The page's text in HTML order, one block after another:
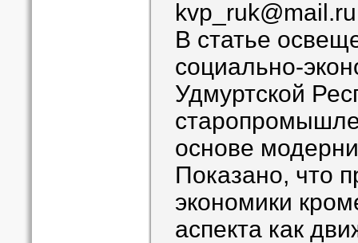
kvp_ruk@mail.ru
В статье
социально-
Удмуртской
основе
Показано, что
экономики
аспекта как